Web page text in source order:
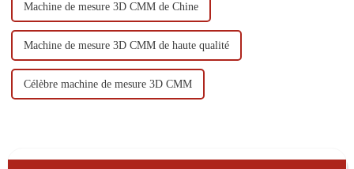
Machine de mesure 3D CMM de Chine
Machine de mesure 3D CMM de haute qualité
Célèbre machine de mesure 3D CMM